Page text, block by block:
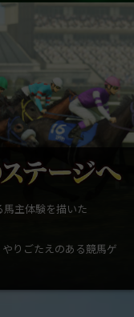
馬主体験を描いた
りごたえのある競馬ゲ